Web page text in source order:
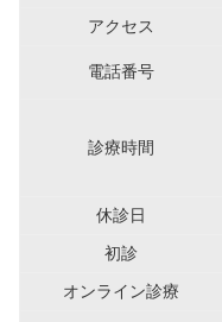
アクセス
電話番号
診療時間
休診日
初診
オンライン診療